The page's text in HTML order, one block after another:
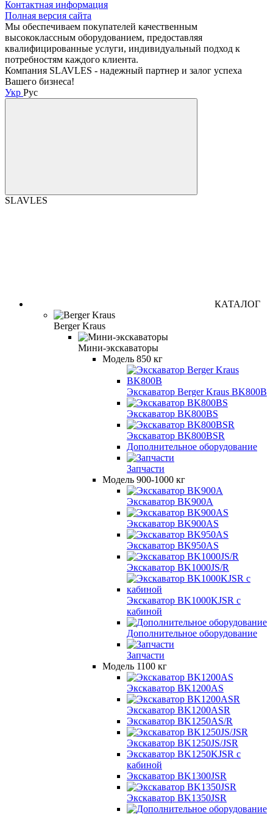
Контактная информация
Полная версия сайта
Мы обеспечиваем покупателей качественным
высококлассным оборудованием, предоставляя
квалифицированные услуги, индивидуальный подход к
потребностям каждого клиента.
Компания SLAVLES - надежный партнер и залог успеха
Вашего бизнеса!
Укр Рус
SLAVLES
КАТАЛОГ
Berger Kraus
Мини-экскаваторы
Модель 850 кг
Экскаватор Berger Kraus BK800B
Экскаватор BK800BS
Экскаватор BK800BSR
Дополнительное оборудование
Запчасти
Модель 900-1000 кг
Экскаватор BK900A
Экскаватор BK900AS
Экскаватор BK950AS
Экскаватор BK1000JS/R
Экскаватор BK1000KJSR с
кабиной
Дополнительное оборудование
Запчасти
Модель 1100 кг
Экскаватор BK1200AS
Экскаватор BK1200ASR
Экскаватор BK1250AS/R
Экскаватор BK1250JS/JSR
Экскаватор BK1250KJSR с
кабиной
Экскаватор BK1300JSR
Экскаватор BK1350JSR